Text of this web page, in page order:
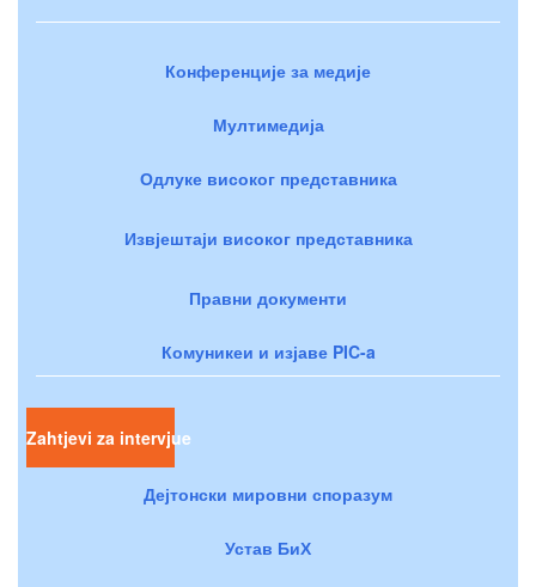
Конференције за медије
Мултимедија
Одлуке високог представника
Извјештаји високог представника
Правни документи
Комуникеи и изјаве PIC-a
Zahtjevi za intervjue
Дејтонски мировни споразум
Устав БиХ